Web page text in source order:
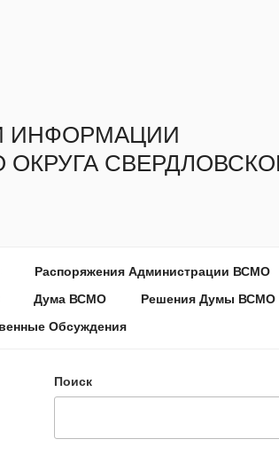
ИНФОРМАЦИИ
Распоряжения Администрации ВСМО
Дума ВСМО
Решения Думы ВСМО
Обсуждения
Поиск